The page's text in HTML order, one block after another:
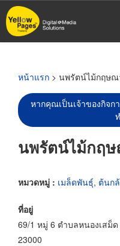
ข้าม
ไป
หน้าแรก > นพรัตน์ไม้กฤษณ
หากคุณเป็นเจ้าของกิจก
นพรัตน์ไม้กฤ
หมวดหมู่ : เมล็ดพันธุ์, ต้นก
ที่อยู่
69/1 หมู่ 6 ตำบลหนองเสม็ด
23000